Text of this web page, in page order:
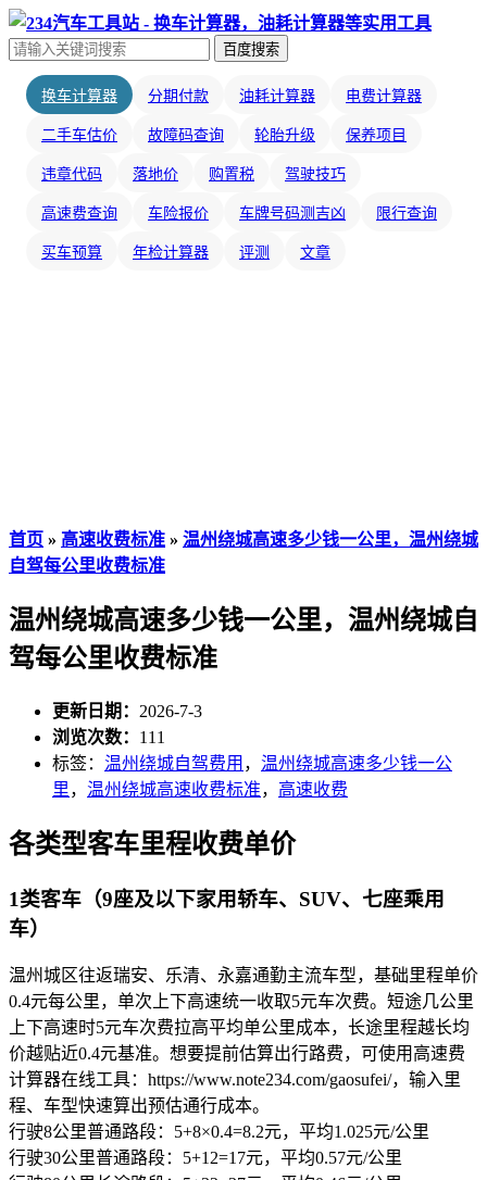
百度搜索
换车计算器 分期付款 油耗计算器 电费计算器
二手车估价 故障码查询 轮胎升级 保养项目
违章代码 落地价 购置税 驾驶技巧
高速费查询 车险报价 车牌号码测吉凶 限行查询
买车预算 年检计算器 评测 文章
首页 » 高速收费标准 » 温州绕城高速多少钱一公里，温州绕城
自驾每公里收费标准
温州绕城高速多少钱一公里，温州绕城自
驾每公里收费标准
更新日期： 2026-7-3
浏览次数： 111
标签： 温州绕城自驾费用 ， 温州绕城高速多少钱一公
里， 温州绕城高速收费标准， 高速收费
各类型客车里程收费单价
1类客车（9座及以下家用轿车、SUV、七座乘用
车）
温州城区往返瑞安、乐清、永嘉通勤主流车型，基础里程单价
0.4元每公里，单次上下高速统一收取5元车次费。短途几公里
上下高速时5元车次费拉高平均单公里成本，长途里程越长均
价越贴近0.4元基准。想要提前估算出行路费，可使用高速费
计算器在线工具：https://www.note234.com/gaosufei/，输入里
程、车型快速算出预估通行成本。
行驶8公里普通路段：5+8×0.4=8.2元，平均1.025元/公里
行驶30公里普通路段：5+12=17元，平均0.57元/公里